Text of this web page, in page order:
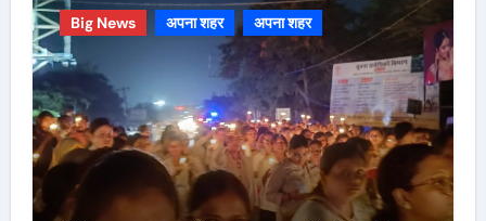
Big News अपना शहर अपना शहर